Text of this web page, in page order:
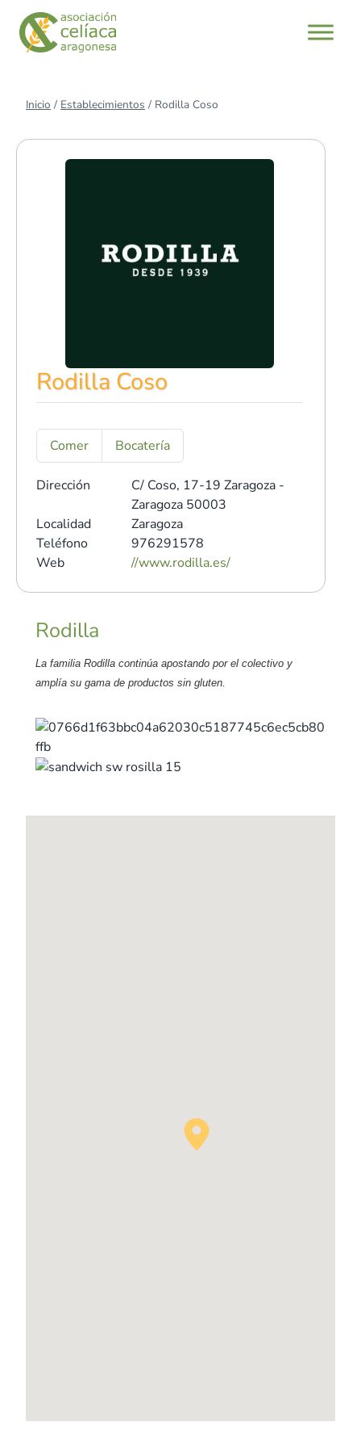
Saltar
contenido
Inicio / Establecimientos / Rodilla Coso
Rodilla Coso
Comer Bocatería
Dirección C/ Coso, 17-19 Zaragoza -
Zaragoza 50003
Localidad
Zaragoza
Teléfono
976291578
Web
//www.rodilla.es/
Rodilla
La familia Rodilla continúa apostando por el colectivo y
amplía su gama de productos sin gluten.